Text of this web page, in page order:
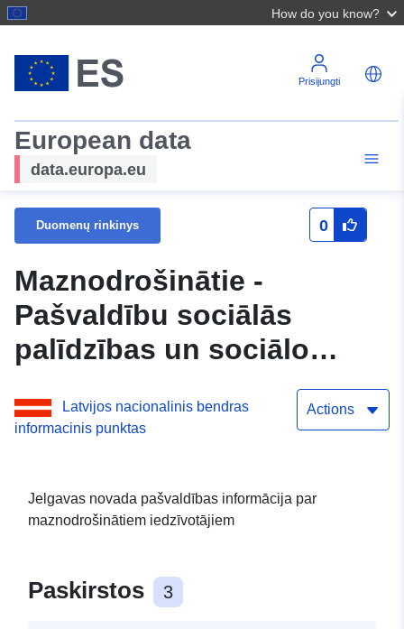
How do you know?
Prisijungti
European data
data.europa.eu
Duomenų rinkinys 0
Maznodrošinātie -
Pašvaldību sociālās
palīdzības un sociālo
pakalpojumu sistēmas
(SOPA) dati - izmaiņas -
Latvijos nacionalinis bendras
informacinis punktas
Actions
Jelgavas novada pašvaldības informācija par
maznodrošinātiem iedzīvotājiem
Paskirstos 3